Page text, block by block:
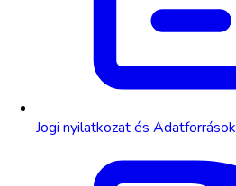
Jogi nyilatkozat és Adatforrások